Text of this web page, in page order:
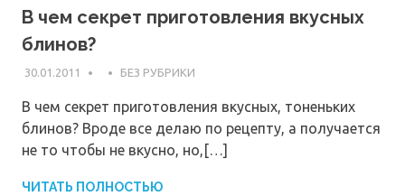
В чем секрет приготовления вкусных
блинов?
30.01.2011 БЕЗ РУБРИКИ
В чем секрет приготовления вкусных, тоненьких
блинов? Вроде все делаю по рецепту, а получается
не то чтобы не вкусно, но,[…]
ЧИТАТЬ ПОЛНОСТЬЮ